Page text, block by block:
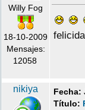
Willy Fog
18-10-2009
Mensajes:
12058
nikiya Fecha:
Título: